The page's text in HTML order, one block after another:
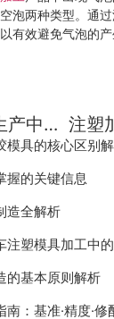
泡两种类型。通
有效避免气泡的
薄壁注塑件生产中的八大常见问题剖析
模具的核心区别
握的关键信息
造全解析
注塑模具加工中
的基本原则解析
：基准·精度·